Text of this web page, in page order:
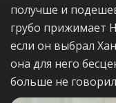
получше и
грубо прижимает
если он выбрал
она для него
больше не